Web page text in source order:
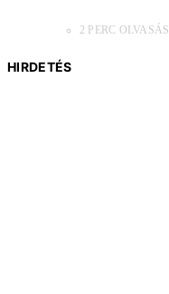
2 PERC OLVASÁS
HIRDETÉS